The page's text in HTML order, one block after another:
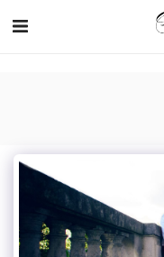
https://www.youtube.com/